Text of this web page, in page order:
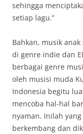
sehingga
setiap lagu.”
Bahkan, musik
di genre indie dan
berbagai genre
oleh musisi muda
Indonesia begitu
mencoba hal-hal
nyaman. Inilah
berkembang dan